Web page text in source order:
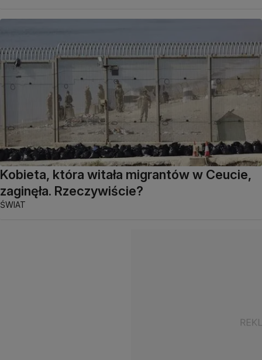
Kobieta, która witała migrantów w Ceucie,
zaginęła. Rzeczywiście?
ŚWIAT